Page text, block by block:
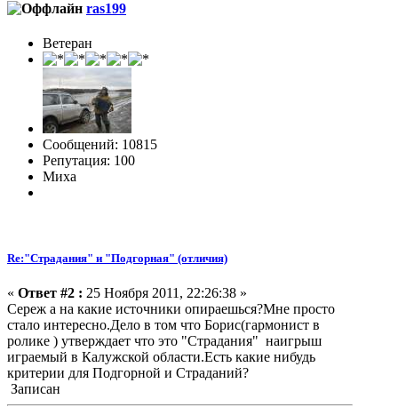
ras199
Ветеран
Сообщений: 10815
Репутация: 100
Миха
Re:"Страдания" и "Подгорная" (отличия)
« Ответ #2 : 25 Ноября 2011, 22:26:38 »
Сереж а на какие источники опираешься?Мне просто
стало интересно.Дело в том что Борис(гармонист в
ролике ) утверждает что это "Страдания" наигрыш
играемый в Калужской области.Есть какие нибудь
критерии для Подгорной и Страданий?
Записан